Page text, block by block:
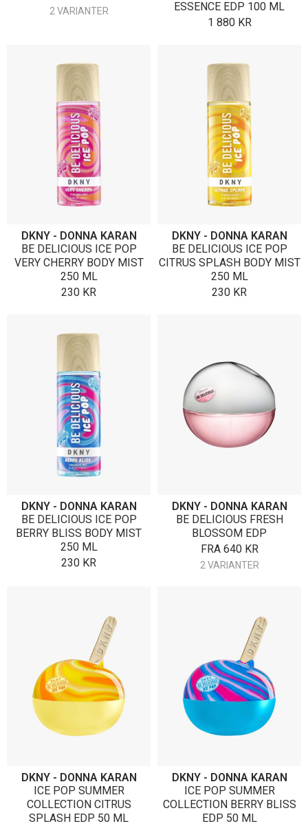
2 VARIANTER
ESSENCE EDP 100 ML
1 880 KR
DKNY - DONNA KARAN
BE DELICIOUS ICE POP
VERY CHERRY BODY MIST
250 ML
230 KR
DKNY - DONNA KARAN
BE DELICIOUS ICE POP
CITRUS SPLASH BODY MIST
250 ML
230 KR
DKNY - DONNA KARAN
BE DELICIOUS ICE POP
BERRY BLISS BODY MIST
250 ML
230 KR
DKNY - DONNA KARAN
BE DELICIOUS FRESH
BLOSSOM EDP
FRA 640 KR
2 VARIANTER
DKNY - DONNA KARAN
ICE POP SUMMER
COLLECTION CITRUS
SPLASH EDP 50 ML
DKNY - DONNA KARAN
ICE POP SUMMER
COLLECTION BERRY BLISS
EDP 50 ML